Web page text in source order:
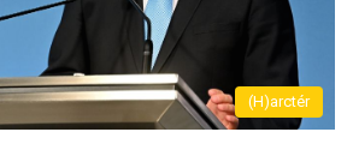
(H)arctér